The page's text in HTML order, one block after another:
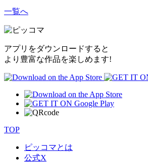
一覧へ
アプリをダウンロードすると
より豊富な作品を楽しめます!
TOP
ピッコマとは
公式X